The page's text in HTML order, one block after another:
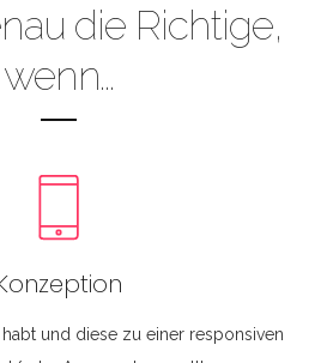
die Richtige,
wenn...
habt und diese zu einer responsiven